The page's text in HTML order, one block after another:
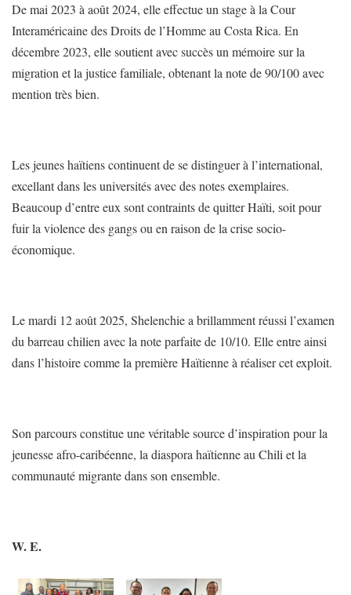
De mai 2023 à août 2024, elle effectue un stage à la Cour
Interaméricaine des Droits de l’Homme au Costa Rica. En
décembre 2023, elle soutient avec succès un mémoire sur la
migration et la justice familiale, obtenant la note de 90/100 avec
mention très bien.
Les jeunes haïtiens continuent de se distinguer à l’international,
excellant dans les universités avec des notes exemplaires.
Beaucoup d’entre eux sont contraints de quitter Haïti, soit pour
fuir la violence des gangs ou en raison de la crise socio-
économique.
Le mardi 12 août 2025, Shelenchie a brillamment réussi l’examen
du barreau chilien avec la note parfaite de 10/10. Elle entre ainsi
dans l’histoire comme la première Haïtienne à réaliser cet exploit.
Son parcours constitue une véritable source d’inspiration pour la
jeunesse afro-caribéenne, la diaspora haïtienne au Chili et la
communauté migrante dans son ensemble.
W. E.